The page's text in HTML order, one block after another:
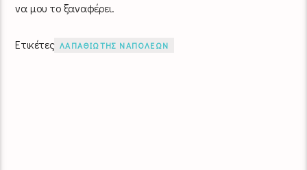
να μου το ξαναφέρει.
Ετικέτες ΛΑΠΑΘΙΩΤΗΣ ΝΑΠΟΛΕΩΝ